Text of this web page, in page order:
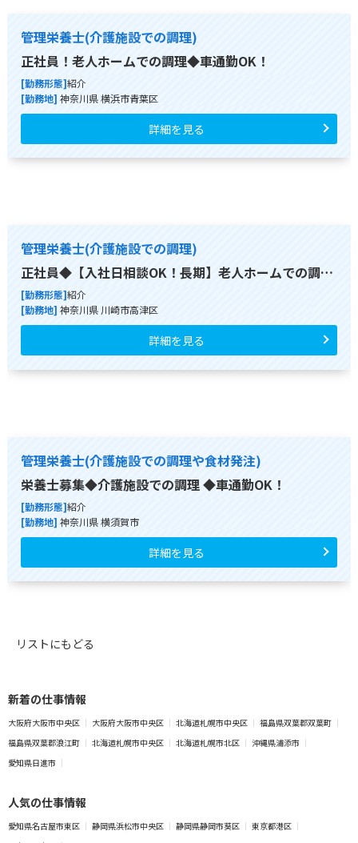
管理栄養士(介護施設での調理)
正社員！老人ホームでの調理◆車通勤OK！
[勤務形態]紹介
[勤務地] 神奈川県 横浜市青葉区
詳細を見る
管理栄養士(介護施設での調理)
正社員◆【入社日相談OK！長期】老人ホームでの調…
[勤務形態]紹介
[勤務地] 神奈川県 川崎市高津区
詳細を見る
管理栄養士(介護施設での調理や食材発注)
栄養士募集◆介護施設での調理 ◆車通勤OK！
[勤務形態]紹介
[勤務地] 神奈川県 横須賀市
詳細を見る
リストにもどる
新着の仕事情報
大阪府大阪市中央区 大阪府大阪市中央区 北海道札幌市中央区
福島県双葉郡双葉町
福島県双葉郡浪江町
北海道札幌市中央区 北海道札幌市北区
沖縄県浦添市
愛知県日進市
人気の仕事情報
愛知県名古屋市東区 静岡県浜松市中央区 静岡県静岡市葵区
東京都港区